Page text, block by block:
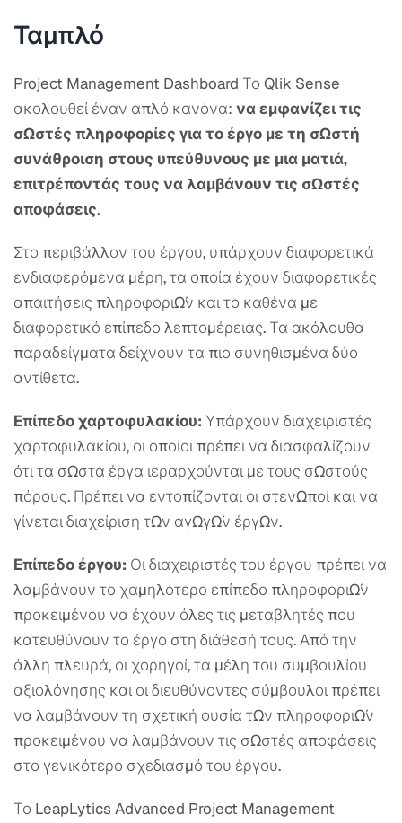
Ταμπλό
Project Management Dashboard Το Qlik Sense
ακολουθεί έναν απλό κανόνα: να εμφανίζει τις
σωστές πληροφορίες για το έργο με τη σωστή
συνάθροιση στους υπεύθυνους με μια ματιά,
επιτρέποντάς τους να λαμβάνουν τις σωστές
αποφάσεις.
Στο περιβάλλον του έργου, υπάρχουν διαφορετικά
ενδιαφερόμενα μέρη, τα οποία έχουν διαφορετικές
απαιτήσεις πληροφοριών και το καθένα με
διαφορετικό επίπεδο λεπτομέρειας. Τα ακόλουθα
παραδείγματα δείχνουν τα πιο συνηθισμένα δύο
αντίθετα.
Επίπεδο χαρτοφυλακίου: Υπάρχουν διαχειριστές
χαρτοφυλακίου, οι οποίοι πρέπει να διασφαλίζουν
ότι τα σωστά έργα ιεραρχούνται με τους σωστούς
πόρους. Πρέπει να εντοπίζονται οι στενωποί και να
γίνεται διαχείριση των αγωγών έργων.
Επίπεδο έργου: Οι διαχειριστές του έργου πρέπει να
λαμβάνουν το χαμηλότερο επίπεδο πληροφοριών
προκειμένου να έχουν όλες τις μεταβλητές που
κατευθύνουν το έργο στη διάθεσή τους. Από την
άλλη πλευρά, οι χορηγοί, τα μέλη του συμβουλίου
αξιολόγησης και οι διευθύνοντες σύμβουλοι πρέπει
να λαμβάνουν τη σχετική ουσία των πληροφοριών
προκειμένου να λαμβάνουν τις σωστές αποφάσεις
στο γενικότερο σχεδιασμό του έργου.
Το LeapLytics Advanced Project Management